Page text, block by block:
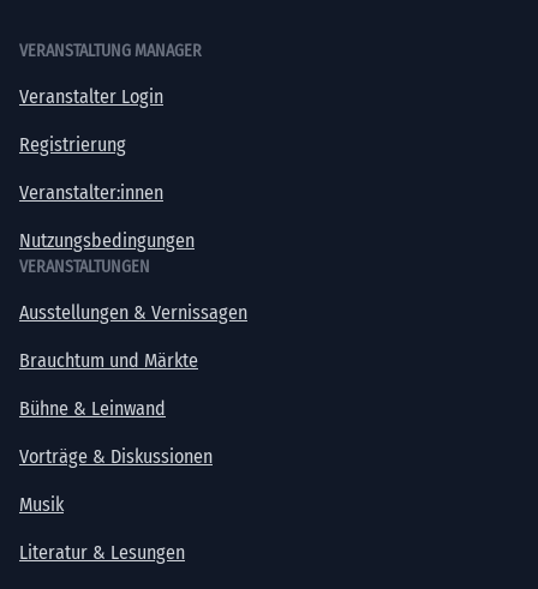
VERANSTALTUNG MANAGER
Veranstalter Login
Registrierung
Veranstalter:innen
Nutzungsbedingungen
VERANSTALTUNGEN
Ausstellungen & Vernissagen
Brauchtum und Märkte
Bühne & Leinwand
Vorträge & Diskussionen
Musik
Literatur & Lesungen